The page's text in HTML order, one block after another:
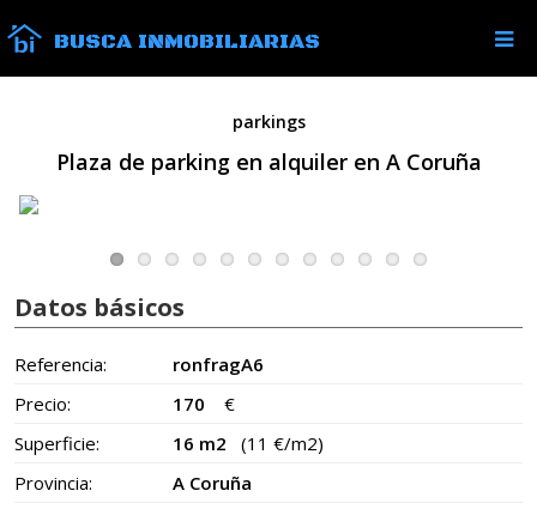
BUSCA INMOBILIARIAS
parkings
Plaza de parking en alquiler en A Coruña
Datos básicos
Referencia:
ronfragA6
Precio:
170
€
Superficie:
16 m2
(11 €/m2)
Provincia:
A Coruña